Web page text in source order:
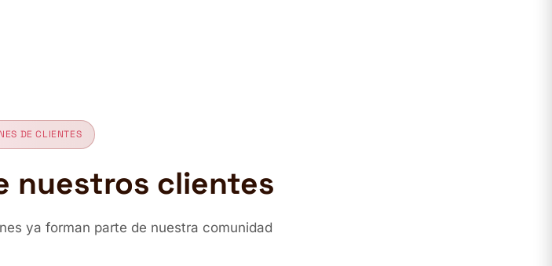
DE CLIENTES
nuestros clientes
ya forman parte de nuestra comunidad